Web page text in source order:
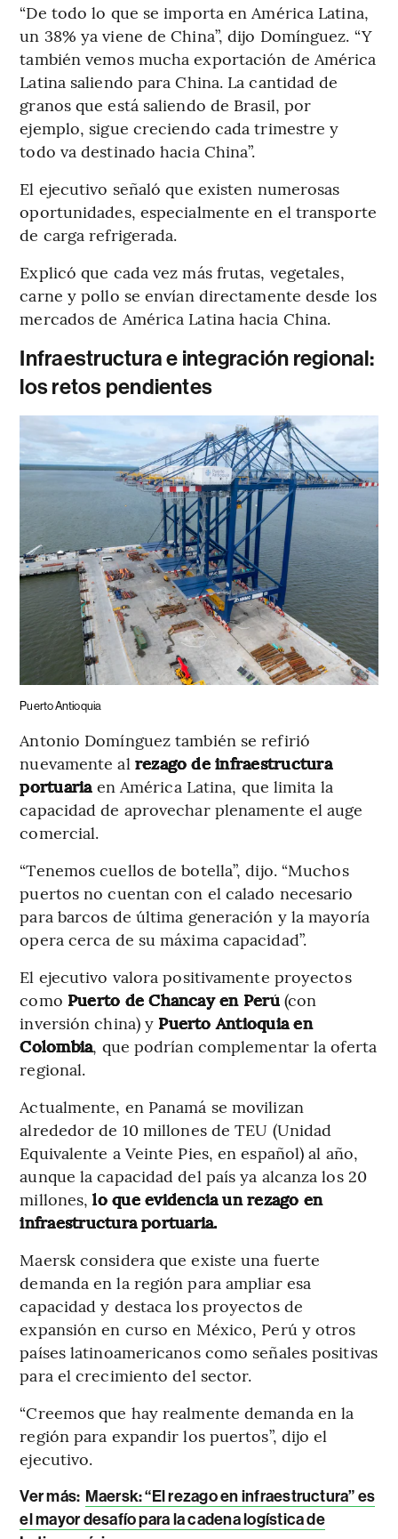
“De todo lo que se importa en América Latina,
un 38% ya viene de China”, dijo Domínguez. “Y
también vemos mucha exportación de América
Latina saliendo para China. La cantidad de
granos que está saliendo de Brasil, por
ejemplo, sigue creciendo cada trimestre y
todo va destinado hacia China”.
El ejecutivo señaló que existen numerosas
oportunidades, especialmente en el transporte
de carga refrigerada.
Explicó que cada vez más frutas, vegetales,
carne y pollo se envían directamente desde los
mercados de América Latina hacia China.
Infraestructura e integración regional:
los retos pendientes
Puerto Antioquia
Antonio Domínguez también se refirió
nuevamente al rezago de infraestructura
portuariaen América Latina, que limita la
capacidad de aprovechar plenamente el auge
comercial.
“Tenemos cuellos de botella”, dijo. “Muchos
puertos no cuentan con el calado necesario
para barcos de última generación y la mayoría
opera cerca de su máxima capacidad”.
El ejecutivo valora positivamente proyectos
como Puerto de Chancay en Perú(con
inversión china) y Puerto Antioquia en
Colombia, que podrían complementar la oferta
regional.
Actualmente, en Panamá se movilizan
alrededor de 10 millones de TEU (Unidad
Equivalente a Veinte Pies, en español) al año,
aunque la capacidad del país ya alcanza los 20
millones,lo que evidencia un rezago en
infraestructura portuaria.
Maersk considera que existe una fuerte
demanda en la región para ampliar esa
capacidad y destaca los proyectos de
expansión en curso en México, Perú y otros
países latinoamericanos como señales positivas
para el crecimiento del sector.
“Creemos que hay realmente demanda en la
región para expandir los puertos”, dijo el
ejecutivo.
Ver más: Maersk: “El rezago en infraestructura” es
el mayor desafío para la cadena logística de